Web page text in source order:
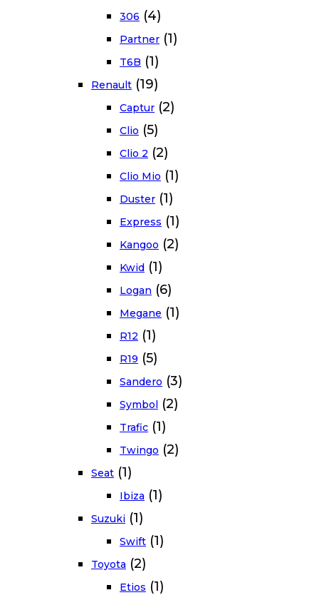
306 (4)
Partner (1)
T6B (1)
Renault (19)
Captur (2)
Clio (5)
Clio 2 (2)
Clio Mio (1)
Duster (1)
Express (1)
Kangoo (2)
Kwid (1)
Logan (6)
Megane (1)
R12 (1)
R19 (5)
Sandero (3)
Symbol (2)
Trafic (1)
Twingo (2)
Seat (1)
Ibiza (1)
Suzuki (1)
Swift (1)
Toyota (2)
Etios (1)